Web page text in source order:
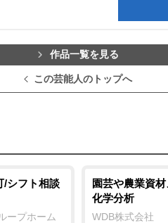
作品一覧を見る
この芸能人のトップへ
/シフト相談
ープホーム
園芸や農業資
化学分析
WDB株式会社